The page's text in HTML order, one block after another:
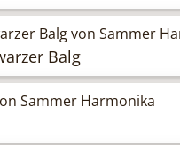
Balg